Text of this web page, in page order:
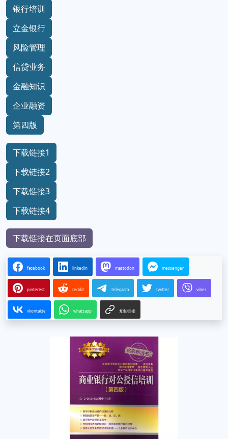
银行培训
立金银行
风险管理
信贷业务
金融知识
企业融资
第四版
下载链接1
下载链接2
下载链接3
下载链接4
下载链接在页面底部
facebook linkedin mastodon messenger
pinterest reddit telegram twitter viber
vkontakte whatsapp 复制链接